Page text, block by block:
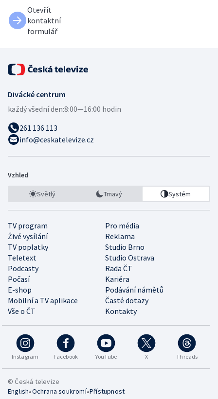
Otevřít
kontaktní
formulář
Divácké centrum
každý všední den:8:00—16:00 hodin
261 136 113
info@ceskatelevize.cz
Vzhled
Světlý Tmavý Systém
TV program
Pro média
Živé vysílání
Reklama
TV poplatky
Studio Brno
Teletext
Studio Ostrava
Podcasty
Rada ČT
Počasí
Kariéra
E-shop
Podávání námětů
Mobilní a TV aplikace
Časté dotazy
Vše o ČT
Kontakty
Instagram Facebook YouTube X Threads
© Česká televize
English•Ochrana soukromí•Přístupnost